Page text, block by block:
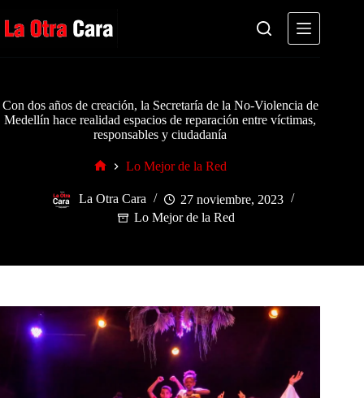
al
contenido
Con dos años de creación, la Secretaría de la No-Violencia de
Medellín hace realidad espacios de reparación entre víctimas,
responsables y ciudadanía
Lo Mejor de la Red
La Otra Cara
27 noviembre, 2023
Lo Mejor de la Red